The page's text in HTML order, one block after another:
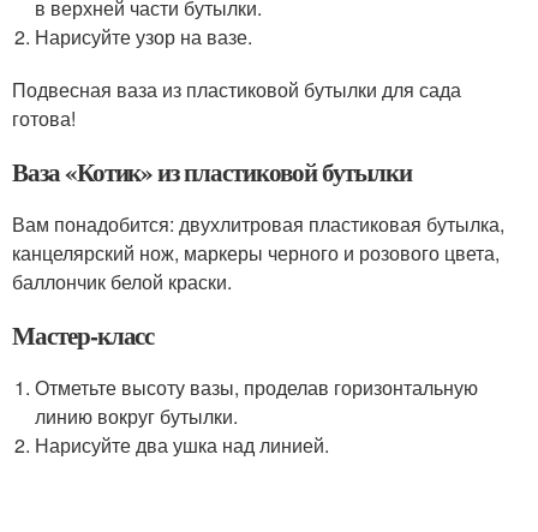
в верхней части бутылки.
Нарисуйте узор на вазе.
Подвесная ваза из пластиковой бутылки для сада
готова!
Ваза «Котик» из пластиковой бутылки
Вам понадобится: двухлитровая пластиковая бутылка,
канцелярский нож, маркеры черного и розового цвета,
баллончик белой краски.
Мастер-класс
Отметьте высоту вазы, проделав горизонтальную
линию вокруг бутылки.
Нарисуйте два ушка над линией.